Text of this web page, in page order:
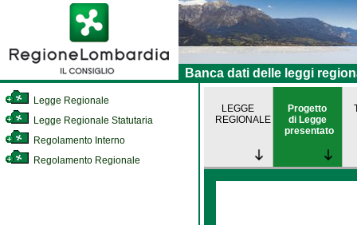
Banca dati delle leggi
Legge Regionale
Legge Regionale Statutaria
Regolamento Interno
Regolamento Regionale
LEGGE
REGIONALE
Progetto
di Legge
presentato